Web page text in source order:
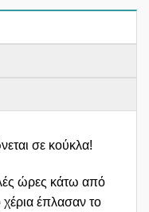
σε κούκλα!
ώρες κάτω από
χέρια έπλασαν το